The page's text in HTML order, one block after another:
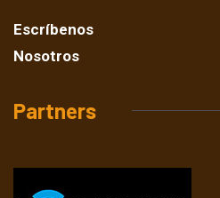
Escríbenos
Nosotros
Partners